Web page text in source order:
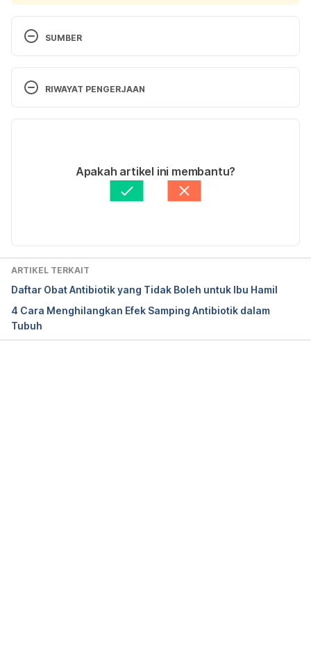
SUMBER
http://www.mims.com/USA/drug/info/cefalotin/?
type=full&mtype=generic
https://www.sciencedirect.com/topics/pharmacolog
y-toxicology-and-pharmaceutical-science/cefalotin
accessed date March 12th, 2018
RIWAYAT PENGERJAAN
Ditulis oleh Risky Candra Swari
Ditinjau secara medis oleh
dr. Tania Savitri
Diperbarui oleh: Ilham Fariq Maulana
Apakah artikel ini membantu?
ARTIKEL TERKAIT
Daftar Obat Antibiotik yang Tidak Boleh untuk Ibu Hamil
4 Cara Menghilangkan Efek Samping Antibiotik dalam
Tubuh